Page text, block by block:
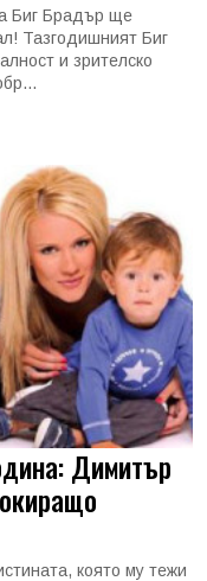
Биг Брадър ще
Тазгодишният Биг
и зрителско
Димитър
която му тежи